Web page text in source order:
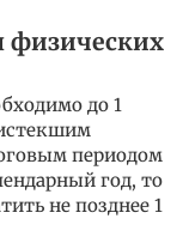
физических
до 1
периодом
год, то
не позднее 1